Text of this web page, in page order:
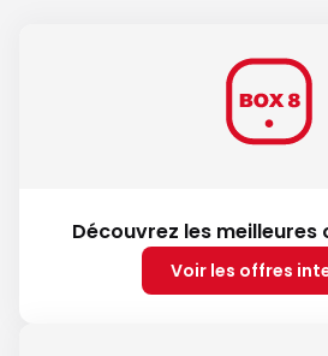
Découvrez les
Voir les offres